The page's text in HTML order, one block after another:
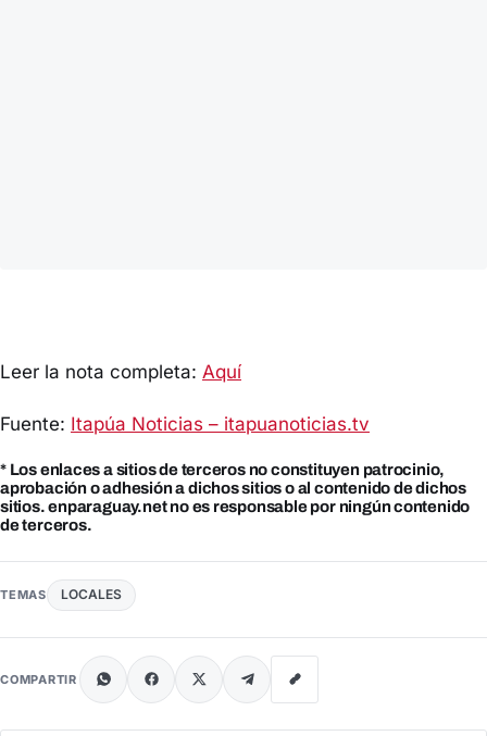
Leer la nota completa: Aquí
Fuente: Itapúa Noticias – itapuanoticias.tv
* Los enlaces a sitios de terceros no constituyen patrocinio,
aprobación o adhesión a dichos sitios o al contenido de dichos
sitios. enparaguay.net no es responsable por ningún contenido
de terceros.
TEMAS LOCALES
COMPARTIR